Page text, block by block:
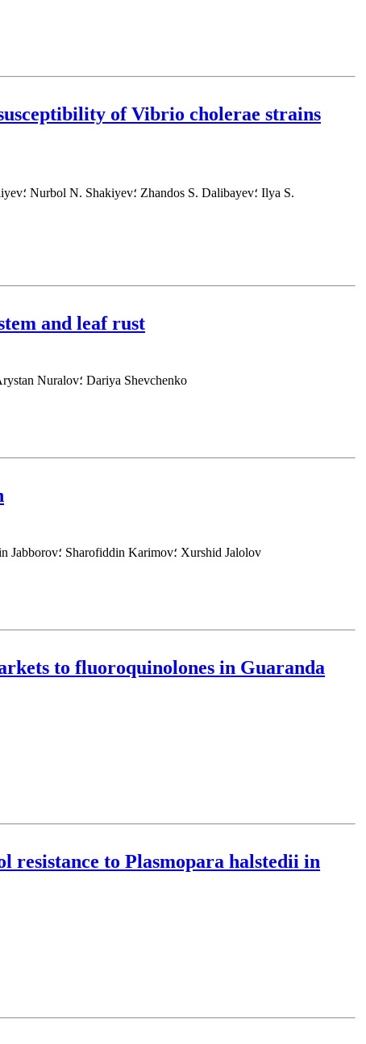
of Vibrio cholerae strains
and leaf rust
Timur Savin؛ Lyudmila Zotova؛ Aibek Zhumalin؛ Aissarat Gajimuradova؛ Aralbek Rsaliyev؛ Akerke Maulenbay؛ Firuz Abdulloyev؛ Arystan Nuralov؛ Dariya Shevchenko
Viktor Avtonomov؛ Azam Ravshanov؛ Dilbar Rashidova؛ Normuxammad Mamedov؛ Muzaffar Yakubov؛ Shuhrat Sharipov؛ Jamoliddin Jabborov؛ Sharofiddin Karimov؛ Xurshid Jalolov
to fluoroquinolones in Guaranda
resistance to Plasmopara halstedii in